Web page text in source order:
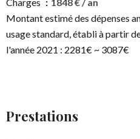
Charges
1848 € / an
Montant estimé des dépenses
usage standard, établi à partir
l'année 2021 : 2281€ ~ 3087€
Prestations